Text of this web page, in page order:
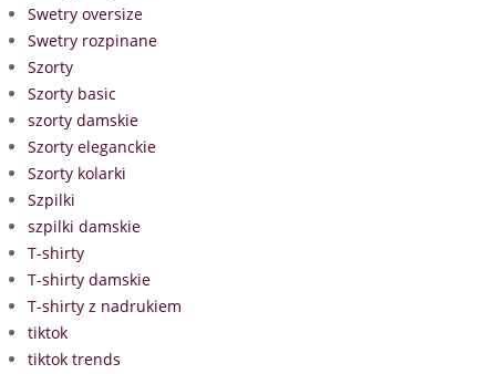
Swetry oversize
Swetry rozpinane
Szorty
Szorty basic
szorty damskie
Szorty eleganckie
Szorty kolarki
Szpilki
szpilki damskie
T-shirty
T-shirty damskie
T-shirty z nadrukiem
tiktok
tiktok trends